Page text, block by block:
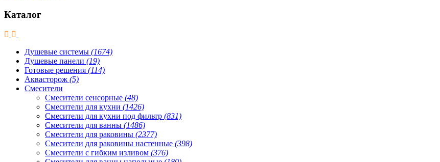
Каталог
Душевые системы (1674)
Душевые панели (19)
Готовые решения (114)
Аквасторож (5)
Смесители
Смесители сенсорные (48)
Смесители для кухни (1426)
Смесители для кухни под фильтр (831)
Смесители для ванны (1486)
Смесители для раковины (2377)
Смесители для раковины настенные (398)
Смесители с гибким изливом (376)